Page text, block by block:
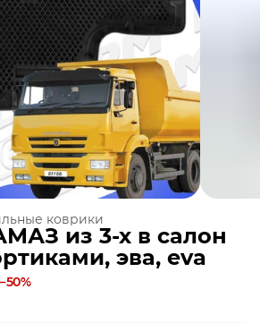
коврики
из 3-х в салон
эва, eva
50%